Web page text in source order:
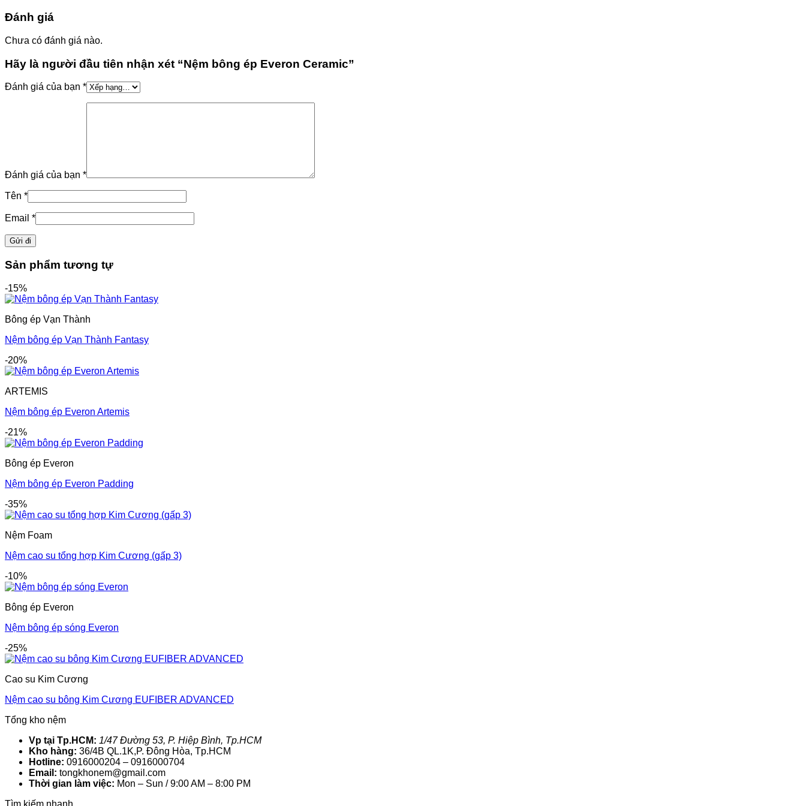
Đánh giá
Chưa có đánh giá nào.
Hãy là người đầu tiên nhận xét “Nệm bông ép Everon Ceramic”
Đánh giá của bạn *
Đánh giá của bạn *
Tên *
Email *
Sản phẩm tương tự
-15%
Bông ép Vạn Thành
Nệm bông ép Vạn Thành Fantasy
-20%
ARTEMIS
Nệm bông ép Everon Artemis
-21%
Bông ép Everon
Nệm bông ép Everon Padding
-35%
Nệm Foam
Nệm cao su tổng hợp Kim Cương (gấp 3)
-10%
Bông ép Everon
Nệm bông ép sóng Everon
-25%
Cao su Kim Cương
Nệm cao su bông Kim Cương EUFIBER ADVANCED
Tổng kho nệm
Vp tại Tp.HCM: 1/47 Đường 53, P. Hiệp Bình, Tp.HCM
Kho hàng: 36/4B QL.1K,P. Đông Hòa, Tp.HCM
Hotline: 0916000204 – 0916000704
Email: tongkhonem@gmail.com
Thời gian làm việc: Mon – Sun / 9:00 AM – 8:00 PM
Tìm kiếm nhanh